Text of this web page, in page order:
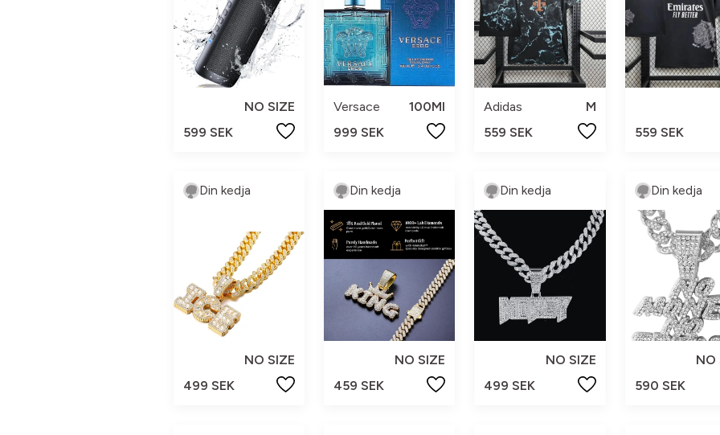
NO SIZE
599 SEK
Versace
100Ml
999 SEK
Adidas
M
559 SEK
559 SEK
Din kedja
NO SIZE
499 SEK
Din kedja
NO SIZE
459 SEK
Din kedja
NO SIZE
499 SEK
Din kedja
NO
590 SEK